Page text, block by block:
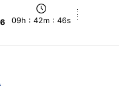
09h : 42m : 46s